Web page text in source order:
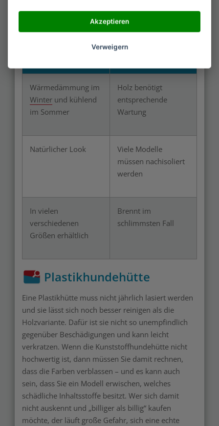
sieht allerdings richtig edel aus.
Nachteile
Wärmedämmung im
Winter und kühlend
im Sommer
Holz benötigt
entsprechende
Wartung
Natürlicher Look
Viele Modelle
müssen nachisoliert
werden
In vielen
verschiedenen
Größen erhältlich
Brennt im
schlimmsten Fall
Plastikhundehütte
Eine Plastikhütte muss nicht jährlich lasiert werden
und sie lässt sich noch besser reinigen als die
Holzvariante. Dafür ist sie nicht so unempfindlich
gegenüber Beschädigungen und kann leicht
verkratzen. Wenn die Kunststoffhundehütte nicht
hochwertig ist, dann müssen Sie damit rechnen,
dass die Farben verblassen – und es kann auch
sein, dass Sie ein Modell erwischen, welches
schädliche Inhaltsstoffe besitzt. Wer sich damit
nicht auskennt und „billiger als billig“ kaufen
möchte, der läuft große Gefahr, sich eine echte
Akzeptieren
Verweigern